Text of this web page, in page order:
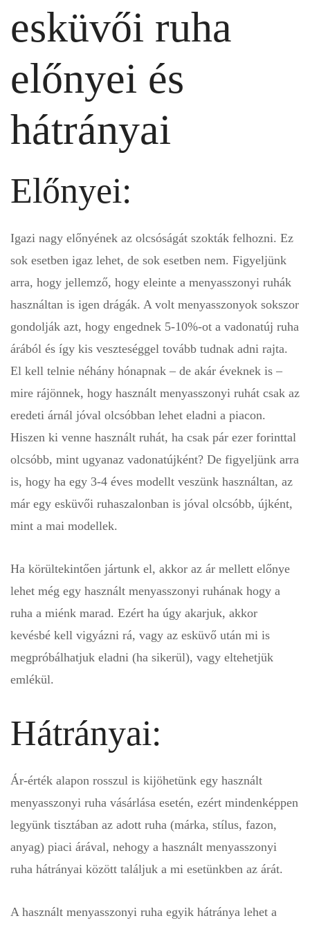
esküvői ruha
előnyei és
hátrányai
Előnyei:
Igazi nagy előnyének az olcsóságát szokták felhozni. Ez
sok esetben igaz lehet, de sok esetben nem. Figyeljünk
arra, hogy jellemző, hogy eleinte a menyasszonyi ruhák
használtan is igen drágák. A volt menyasszonyok sokszor
gondolják azt, hogy engednek 5-10%-ot a vadonatúj ruha
árából és így kis veszteséggel tovább tudnak adni rajta.
El kell telnie néhány hónapnak – de akár éveknek is –
mire rájönnek, hogy használt menyasszonyi ruhát csak az
eredeti árnál jóval olcsóbban lehet eladni a piacon.
Hiszen ki venne használt ruhát, ha csak pár ezer forinttal
olcsóbb, mint ugyanaz vadonatújként? De figyeljünk arra
is, hogy ha egy 3-4 éves modellt veszünk használtan, az
már egy esküvői ruhaszalonban is jóval olcsóbb, újként,
mint a mai modellek.
Ha körültekintően jártunk el, akkor az ár mellett előnye
lehet még egy használt menyasszonyi ruhának hogy a
ruha a miénk marad. Ezért ha úgy akarjuk, akkor
kevésbé kell vigyázni rá, vagy az esküvő után mi is
megpróbálhatjuk eladni (ha sikerül), vagy eltehetjük
emlékül.
Hátrányai:
Ár-érték alapon rosszul is kijöhetünk egy használt
menyasszonyi ruha vásárlása esetén, ezért mindenképpen
legyünk tisztában az adott ruha (márka, stílus, fazon,
anyag) piaci árával, nehogy a használt menyasszonyi
ruha hátrányai között találjuk a mi esetünkben az árát.
A használt menyasszonyi ruha egyik hátránya lehet a